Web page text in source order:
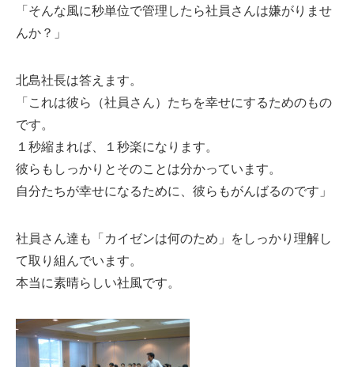
「そんな風に秒単位で管理したら社員さんは嫌がりませ
んか？」
北島社長は答えます。
「これは彼ら（社員さん）たちを幸せにするためのもの
です。
１秒縮まれば、１秒楽になります。
彼らもしっかりとそのことは分かっています。
自分たちが幸せになるために、彼らもがんばるのです」
社員さん達も「カイゼンは何のため」をしっかり理解し
て取り組んでいます。
本当に素晴らしい社風です。